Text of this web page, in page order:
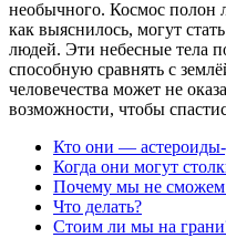
необычного. Космос полон
как выяснилось, могут
людей. Эти небесные тела
способную сравнять с
человечества может не
возможности, чтобы
Кто они —
Когда они могут
Почему мы не сможем
Что делать?
Стоим ли мы на